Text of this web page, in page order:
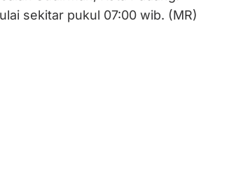
sekitar pukul 07:00 wib. (MR)